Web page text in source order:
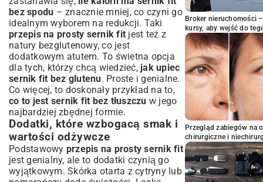
bez spodu – znacznie mniej, co czyni go
idealnym wyborem na redukcji. Taki
przepis na prosty sernik fit jest też z
natury bezglutenowy, co jest
dodatkowym atutem. To świetna opcja
dla tych, którzy chcą wiedzieć, jak upiec
sernik fit bez glutenu. Proste i genialne.
Co więcej, to doskonały przykład na to,
co to jest sernik fit bez tłuszczu w jego
najbardziej zbędnej formie.
Dodatki, które wzbogacą smak i
wartości odżywcze
Podstawowy przepis na prosty sernik fit
jest genialny, ale to dodatki czynią go
wyjątkowym. Skórka otarta z cytryny lub
Broker nieruchomości
kursy, aby wejść do
Przegląd zabiegów na
chirurgiczne i